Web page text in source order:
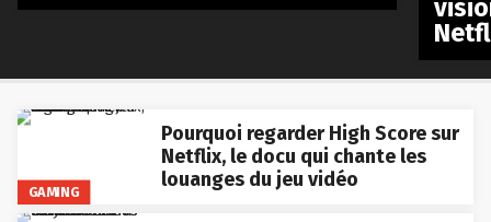
GAMING
Pourquoi regarder High Score sur
Netflix, le docu qui chante les
louanges du jeu vidéo